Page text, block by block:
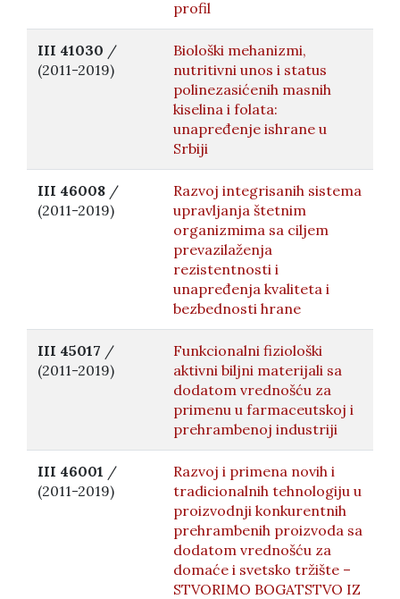
profil
III 41030 /
(2011-2019)
Biološki mehanizmi,
nutritivni unos i status
polinezasićenih masnih
kiselina i folata:
unapređenje ishrane u
Srbiji
III 46008 /
(2011-2019)
Razvoj integrisanih sistema
upravljanja štetnim
organizmima sa ciljem
prevazilaženja
rezistentnosti i
unapređenja kvaliteta i
bezbednosti hrane
III 45017 /
(2011-2019)
Funkcionalni fiziološki
aktivni biljni materijali sa
dodatom vrednošću za
primenu u farmaceutskoj i
prehrambenoj industriji
III 46001 /
(2011-2019)
Razvoj i primena novih i
tradicionalnih tehnologiju u
proizvodnji konkurentnih
prehrambenih proizvoda sa
dodatom vrednošću za
domaće i svetsko tržište –
STVORIMO BOGATSTVO IZ